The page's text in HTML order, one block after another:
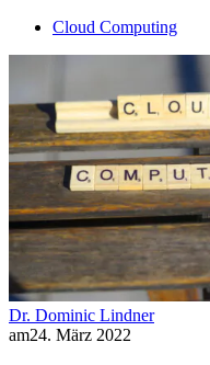
Cloud Computing
Dr. Dominic Lindner
am24. März 2022